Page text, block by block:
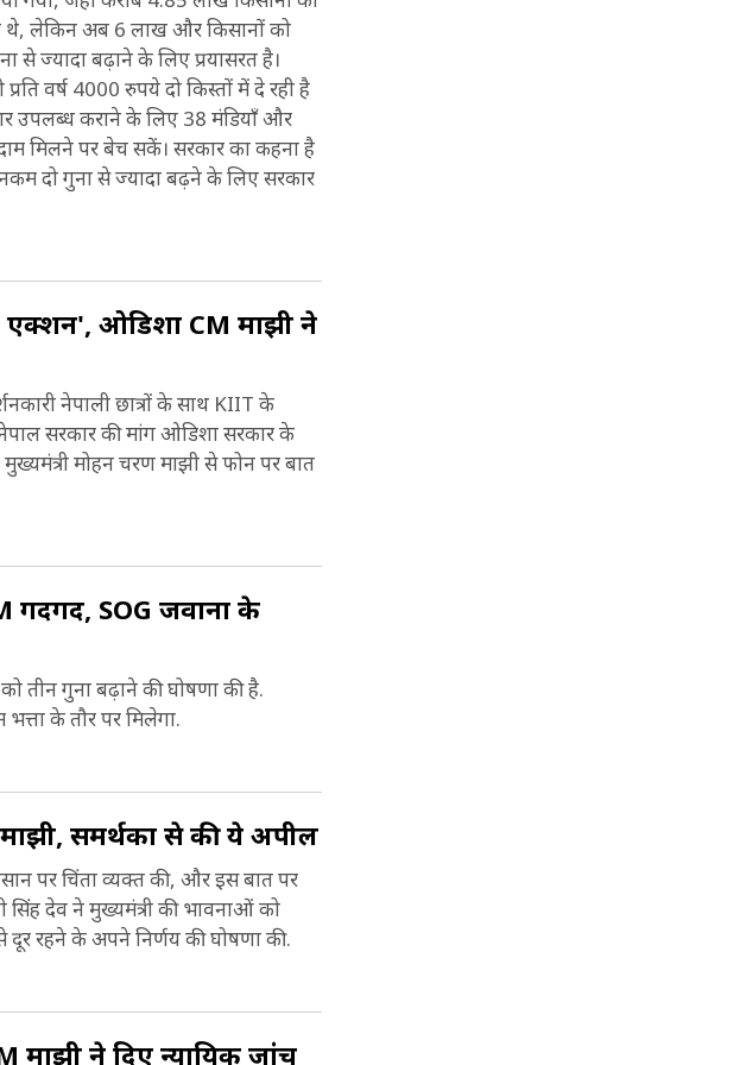
थे, लेकिन अब 6 लाख और किसानों को
ज्यादा बढ़ाने के लिए प्रयासरत है।
वर्ष 4000 रुपये दो किस्तों में दे रही है
उपलब्ध कराने के लिए 38 मंडियाँ और
मिलने पर बेच सकें। सरकार का कहना है
दो गुना से ज्यादा बढ़ने के लिए सरकार
एक्शन', ओडिशा CM माझी ने
नेपाली छात्रों के साथ KIIT के
नेपाल सरकार की मांग ओडिशा सरकार के
मोहन चरण माझी से फोन पर बात
SOG जवानों के
तीन गुना बढ़ाने की घोषणा की है.
के तौर पर मिलेगा.
समर्थकों से की ये अपील
पर चिंता व्यक्त की, और इस बात पर
सिंह देव ने मुख्यमंत्री की भावनाओं को
रहने के अपने निर्णय की घोषणा की.
ने दिए न्यायिक जांच